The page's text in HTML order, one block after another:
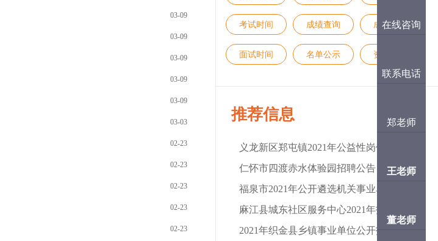
03-09
03-09
03-09
03-09
03-09
03-03
02-23
02-23
02-23
02-23
02-23
考试时间 成绩查询 成绩排名
面试时间 名单公示 资格审查
推荐信息
在线咨询
联系电话
郑老师
王老师
董老师